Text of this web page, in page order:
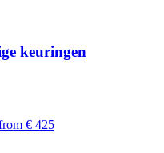
keuringen
€ 425